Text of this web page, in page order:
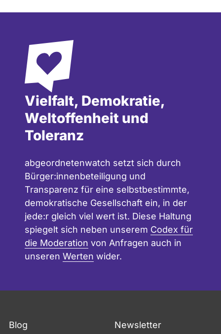
Vielfalt, Demokratie,
Weltoffenheit und
Toleranz
abgeordnetenwatch setzt sich durch
Bürger:innenbeteiligung und
Transparenz für eine selbstbestimmte,
demokratische Gesellschaft ein, in der
jede:r gleich viel wert ist. Diese Haltung
spiegelt sich neben unserem Codex für
die Moderation von Anfragen auch in
unseren Werten wider.
Blog Newsletter